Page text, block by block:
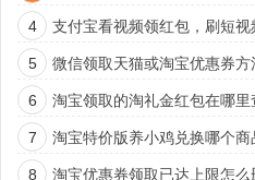
4 支付宝看视频领红包，刷短视
5 微信领取天猫或淘宝优惠券方
6 淘宝领取的淘礼金红包在哪里
7 淘宝特价版养小鸡兑换哪个商
8 淘宝优惠券领取已达上限怎么